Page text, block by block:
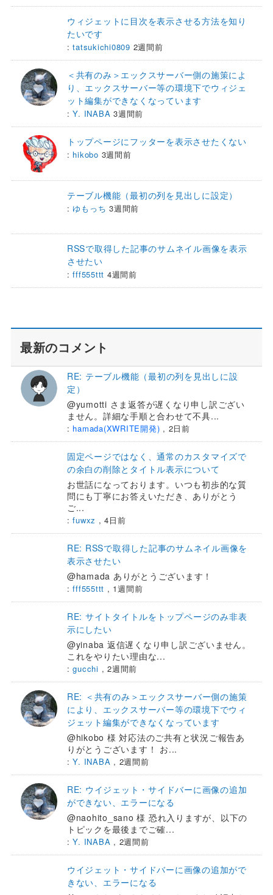
ウィジェットに目次を表示させる方法を知り
たいです
:tatsukichi0809 2週間前
＜共有のみ＞エックスサーバー側の施策によ
り、エックスサーバー等の環境下でウィジェ
ット編集ができなくなっています
:Y. INABA 3週間前
トップページにフッターを表示させたくない
: hikobo 3週間前
テーブル機能（最初の列を見出しに設定）
:ゆもっち 3週間前
RSSで取得した記事のサムネイル画像を表示
させたい
:fff555ttt 4週間前
最新のコメント
RE: テーブル機能（最初の列を見出しに設
定）
@yumotti さま返答が遅くなり申し訳ござい
ません。詳細な手順と合わせて不具...
: hamada(XWRITE開発) , 2日前
固定ページではなく、通常のカスタマイズで
の余白の削除とタイトル表示について
お世話になっております。いつも初歩的な質
問にも丁寧にお答えいただき、ありがとう
ご...
:fuwxz ,4日前
RE: RSSで取得した記事のサムネイル画像を
表示させたい
@hamada ありがとうございます！
:fff555ttt , 1週間前
RE: サイトタイトルをトップページのみ非表
示にしたい
@yinaba 返信遅くなり申し訳ございません。
これをやりたい理由な...
:gucchi ,2週間前
RE: ＜共有のみ＞エックスサーバー側の施策
により、エックスサーバー等の環境下でウィ
ジェット編集ができなくなっています
@hikobo 様 対応法のご共有と状況ご報告あ
りがとうございます！ お...
:Y. INABA , 2週間前
RE: ウイジェット・サイドバーに画像の追加
ができない、エラーになる
@naohito_sano 様 恐れ入りますが、以下の
トピックを最後までご確...
:Y. INABA , 2週間前
ウイジェット・サイドバーに画像の追加がで
きない、エラーになる